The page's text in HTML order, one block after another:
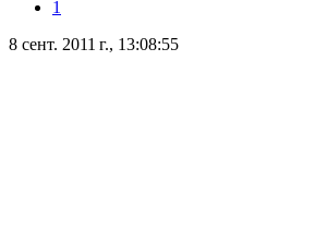
1
8 сент. 2011 г., 13:08:55